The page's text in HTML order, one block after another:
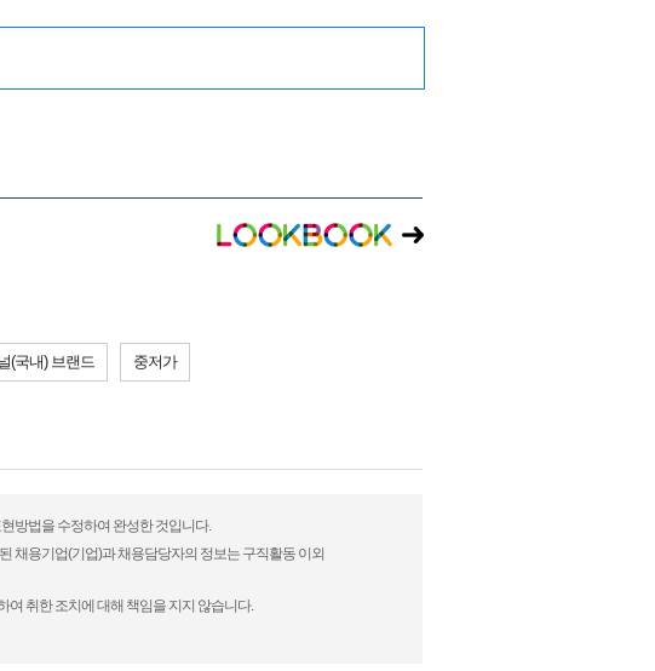
(국내) 브랜드 중저가
방법을 수정하여 완성한 것입니다.
채용기업(기업)과 채용담당자의 정보는 구직활동 이외
여 취한 조치에 대해 책임을 지지 않습니다.